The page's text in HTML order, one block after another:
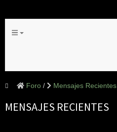
Foro Mensajes Recientes
MENSAJES RECIENTES